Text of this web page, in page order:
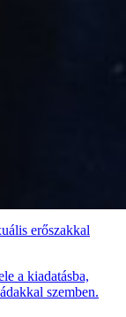
erőszakkal
a kiadatásba,
szemben.